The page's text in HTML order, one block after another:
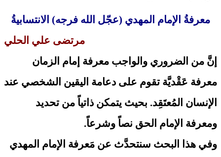
معرفةُ الإمام المهدي (عجّل الله فرجه) الانتسابيةُ
مرتضى علي الحلي
إنَّ من الضروري والواجب معرفة إمام الزمان
معرفة عَقْديَّة تقوم على دعامة اليقين الشخصي عند
الإنسان المُعتَقِد. بحيث يتمكن ذاتياً من تحديد
ومعرفة الإمام الحق نصاً وشرعاً.
وفي هذا البحث سنتحدَّث عن مَعرفة الإمام المهدي